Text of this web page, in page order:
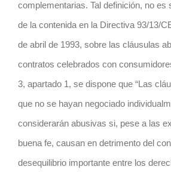
complementarias. Tal definición, no es
de la contenida en la Directiva 93/13/
de abril de 1993, sobre las cláusulas
contratos celebrados con
3, apartado 1, se dispone que “Las
que no se hayan negociado
considerarán abusivas si, pese a las
buena fe, causan en detrimento del
desequilibrio importante entre los